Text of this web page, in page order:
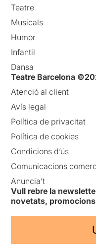
Teatre
Musicals
Humor
Infantil
Dansa
Teatre Barcelona
Atenció al client
Avís legal
Política de privacitat
Política de cookies
Condicions d’ús
Comunicacions
Anuncia’t
Vull rebre la
novetats,